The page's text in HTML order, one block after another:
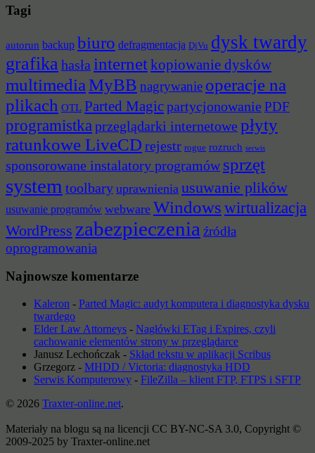
Tagi
autorun backup biuro defragmentacja DjVu dysk twardy
grafika hasła internetkopiowanie dysków
multimediaMyBB nagrywanie operacje na
plikach OTL Parted Magicpartycjonowanie PDF
programistka przeglądarki internetowe płyty
ratunkowe LiveCD rejestr rogue rozruch serwis
sponsorowane instalatory programów sprzęt
system toolbary uprawnienia usuwanie plików
usuwanie programów webware Windowswirtualizacja
WordPress zabezpieczenia źródła
oprogramowania
Najnowsze komentarze
Kaleron - Parted Magic: audyt komputera i diagnostyka dysku
twardego
Elder Law Attorneys - Nagłówki ETag i Expires, czyli
cachowanie elementów strony w przeglądarce
Janusz Lechończak - Skład tekstu w aplikacji Scribus
Grzegorz - MHDD / Victoria: diagnostyka HDD
Serwis Komputerowy - FileZilla – klient FTP, FTPS i SFTP
© 2026 Traxter-online.net.
Materiały na blogu są na licencji CC BY-NC-SA 3.0, Copyright ©
2009-2025 by Traxter-online.net